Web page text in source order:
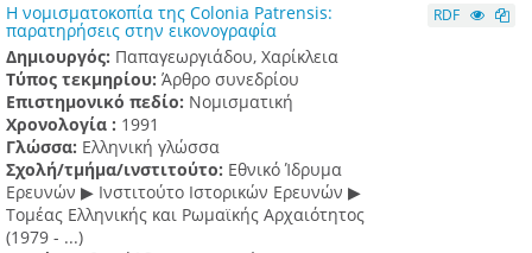
Η νομισματοκοπία της Colonia Patrensis:
παρατηρήσεις στην εικονογραφία
Δημιουργός: Παπαγεωργιάδου, Χαρίκλεια
Τύπος τεκμηρίου: Άρθρο συνεδρίου
Επιστημονικό πεδίο: Νομισματική
Χρονολογία : 1991
Γλώσσα: Ελληνική γλώσσα
Σχολή/τμήμα/ινστιτούτο: Εθνικό Ίδρυμα
Ερευνών ▶ Ινστιτούτο Ιστορικών Ερευνών ▶
Τομέας Ελληνικής και Ρωμαϊκής Αρχαιότητος
(1979 - ...)
RDF